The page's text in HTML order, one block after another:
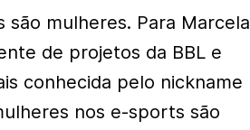
mulheres. Para Marcela
de projetos da BBL e
conhecida pelo nickname
nos e-sports são